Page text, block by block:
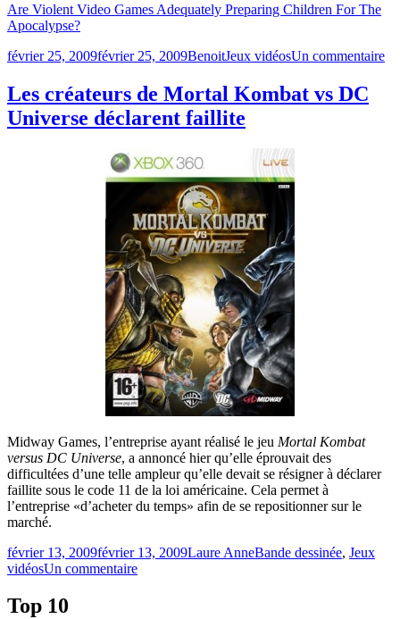
Are Violent Video Games Adequately Preparing Children For The
Apocalypse?
Publié
février 25, 2009février 25, 2009BenoitCatégories
Jeux vidéosUn commentairesur
Les créateurs de Mortal Kombat vs DC
Universe déclarent faillite
Midway Games, l’entreprise ayant réalisé le jeu Mortal Kombat
versus DC Universe, a annoncé hier qu’elle éprouvait des
difficultées d’une telle ampleur qu’elle devait se résigner à déclarer
faillite sous le code 11 de la loi américaine. Cela permet à
l’entreprise «d’acheter du temps» afin de se repositionner sur le
marché.
Publié
le
février 13, 2009février 13, 2009Laure AnneCatégories
Bande dessinée, Jeux
vidéosUn commentairesur
Top 10